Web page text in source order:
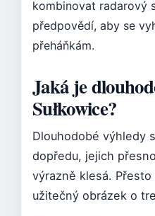
kombinovat radarový
předpovědí, aby se
přeháňkám.
Jaká je
Sułkowice?
Dlouhodobé výhledy
dopředu, jejich
výrazně klesá.
užitečný obrázek o